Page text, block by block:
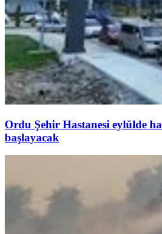
Ordu Şehir Hastanesi eylülde
başlayacak